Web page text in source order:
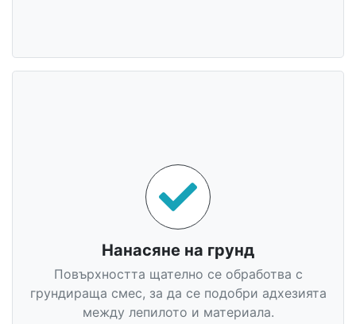
Нанасяне на грунд
Повърхността щателно се обработва с
грундираща смес, за да се подобри адхезията
между лепилото и материала.